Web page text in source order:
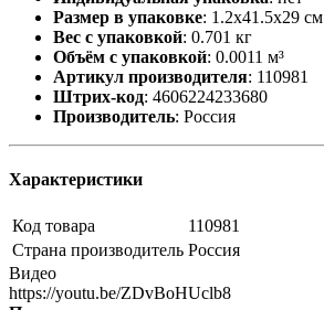
Размер в упаковке: 1.2x41.5x29 см
Вес с упаковкой: 0.701 кг
Объём с упаковкой: 0.0011 м³
Артикул производителя: 110981
Штрих-код: 4606224233680
Производитель: Россия
Характеристики
Код товара
110981
Страна производитель Россия
Видео
https://youtu.be/ZDvBoHUclb8